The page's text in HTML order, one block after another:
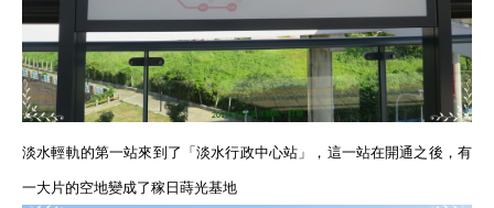
淡水輕軌的第一站來到了「淡水行政中心站」，這一站在開通之後，有
一大片的空地變成了稼日蒔光基地